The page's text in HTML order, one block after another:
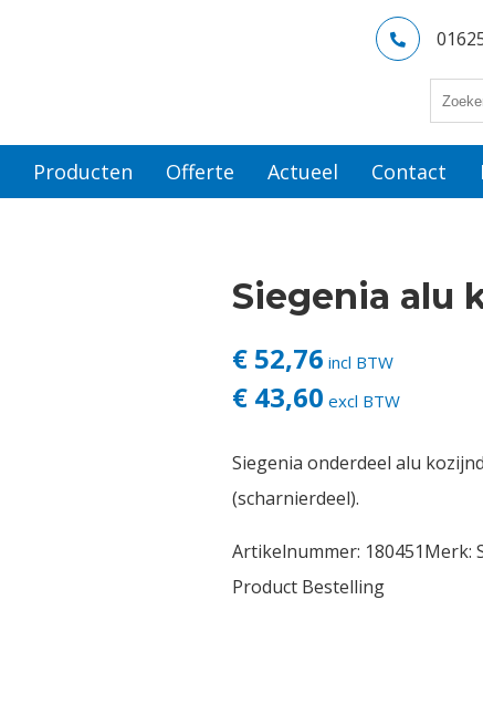
Producten Offerte Actueel Contact
Siegenia alu
€ 52,76 incl BTW
€ 43,60 excl BTW
Siegenia onderdeel alu
(scharnierdeel).
Artikelnummer: 180451Merk:
Product Bestelling